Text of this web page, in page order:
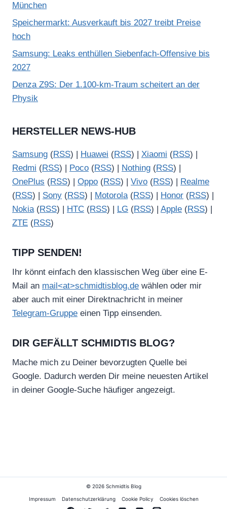
München
Speichermarkt: Ausverkauft bis 2027 treibt Preise
hoch
Samsung: Leaks enthüllen Siebenfach-Offensive bis
2027
Denza Z9S: Der 1.100-km-Traum scheitert an der
Physik
HERSTELLER NEWS-HUB
Samsung (RSS) | Huawei (RSS) | Xiaomi (RSS) |
Redmi (RSS) | Poco (RSS) | Nothing (RSS) |
OnePlus (RSS) | Oppo (RSS) | Vivo (RSS) |
Realme
(RSS) | Sony (RSS) | Motorola(RSS) | Honor (RSS) |
Nokia(RSS) | HTC (RSS) | LG (RSS) | Apple (RSS) |
ZTE (RSS)
TIPP SENDEN!
Ihr könnt einfach den klassischen Weg über eine E-
Mail an mail<at>schmidtisblog.de wählen oder mir
aber auch mit einer Direktnachricht in meiner
Telegram-Gruppe einen Tipp einsenden.
DIR GEFÄLLT SCHMIDTIS BLOG?
Mache mich zu Deiner bevorzugten Quelle bei
Google. Dadurch werden Dir meine neuesten Artikel
in deiner Google-Suche häufiger angezeigt.
© 2026 Schmidtis Blog
Impressum Datenschutzerklärung Cookie Policy Cookies löschen